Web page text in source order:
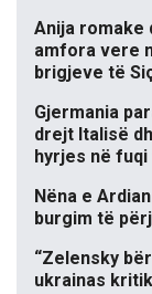
Anija romake
amfora vere
brigjeve të
Gjermania
drejt Italisë
hyrjes në
Nëna e
burgim të
“Zelensky
ukrainas